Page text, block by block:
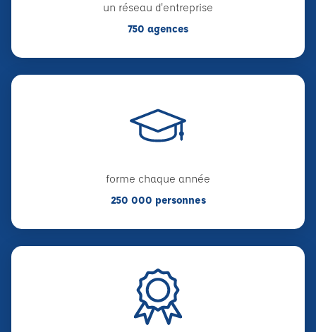
un réseau d'entreprise
750 agences
forme chaque année
250 000 personnes